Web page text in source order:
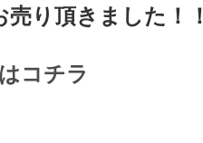
り頂きました！！
コチラ